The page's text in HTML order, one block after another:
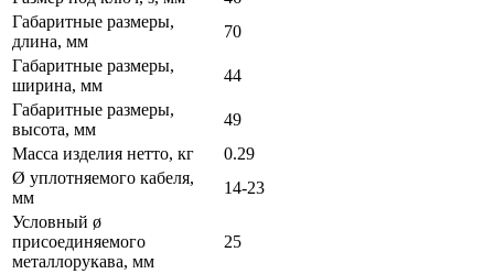
Габаритные размеры,
длина, мм
70
Габаритные размеры,
ширина, мм
44
Габаритные размеры,
высота, мм
49
Масса изделия нетто, кг
0.29
Ø уплотняемого кабеля,
мм
14-23
Условный ø
присоединяемого
металлорукава, мм
25